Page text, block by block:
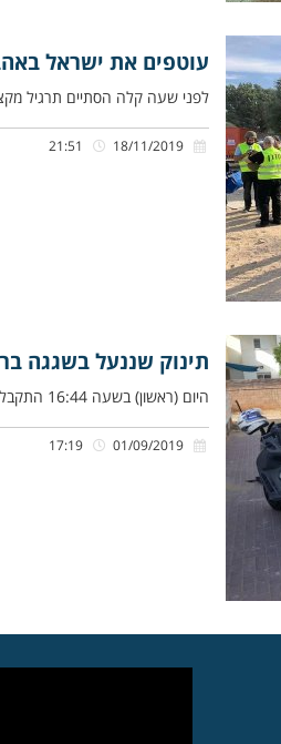
עוטפים את ישראל
לפני שעה קלה הסתיים תרגיל
תינוק שננעל בשגגה
היום (ראשון) בשעה 16:44 התקבלה קריאה במוקד הטלפוני של ידידים אודות תינוק שננעל ברכב בשגגה ברחוב כ”ט בנובמבר באשקלון. ליאור